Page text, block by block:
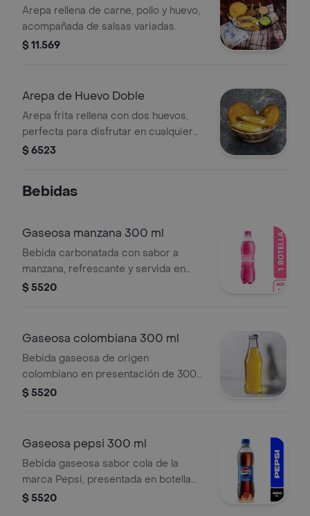
Arepa rellena de carne, pollo y huevo,
acompañada de salsas variadas.
$ 11.569
Arepa de Huevo Doble
Arepa frita rellena con dos huevos,
perfecta para disfrutar en cualquier
momento.
$ 6523
Bebidas
Gaseosa manzana 300 ml
Bebida carbonatada con sabor a
manzana, refrescante y servida en
presentación de 300 ml.
$ 5520
Gaseosa colombiana 300 ml
Bebida gaseosa de origen
colombiano en presentación de 300
ml.
$ 5520
Gaseosa pepsi 300 ml
Bebida gaseosa sabor cola de la
marca Pepsi, presentada en botella
de 400 ml.
$ 5520